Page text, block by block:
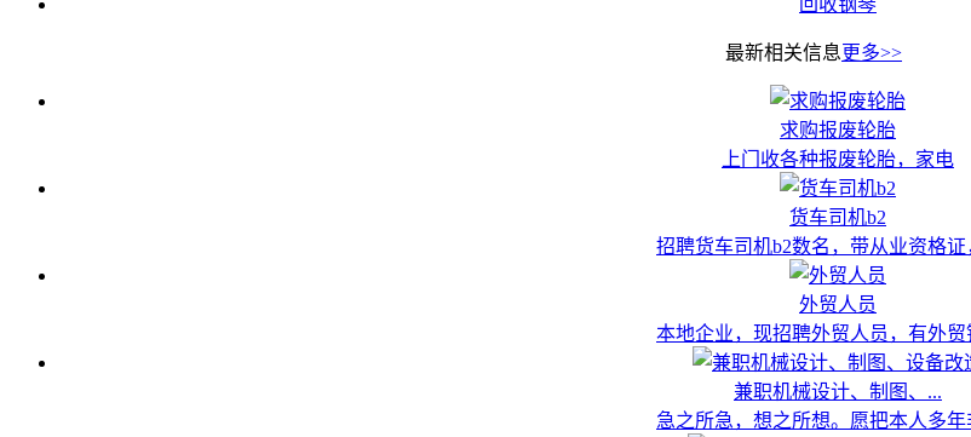
最新相关信息更多>>
求购报废轮胎
上门收各种报废轮胎，家电
货车司机b2
招聘货车司机b2数名，带从业资格证
外贸人员
本地企业，现招聘外贸人员，有外贸
兼职机械设计、制图、...
急之所急，想之所想。愿把本人多年